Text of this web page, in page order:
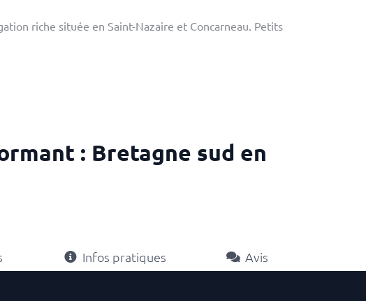
riche située en Saint-Nazaire et Concarneau. Petits
: Bretagne sud en
Infos pratiques Avis